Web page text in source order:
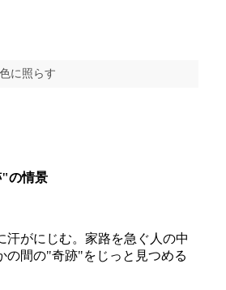
に照らす
の情景
がにじむ。家路を急ぐ人の中
の間の"奇跡"をじっと見つめる